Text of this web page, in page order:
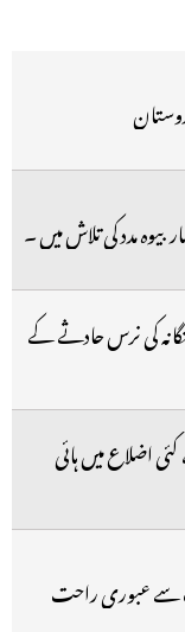
بیوہ مدد کی تلاش میں ۔
کی نرس حادثے کے
اضلاع میں ہائی
سے عبوری راحت